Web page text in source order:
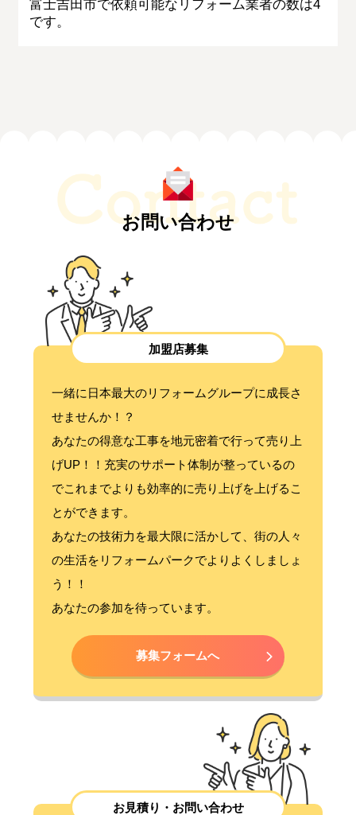
富士吉田市で依頼可能なリフォーム業者の数は4
です。
お問い合わせ
加盟店募集
一緒に日本最大のリフォームグループに成長さ
せませんか！？
あなたの得意な工事を地元密着で行って売り上
げUP！！充実のサポート体制が整っているの
でこれまでよりも効率的に売り上げを上げるこ
とができます。
あなたの技術力を最大限に活かして、街の人々
の生活をリフォームパークでよりよくしましょ
う！！
あなたの参加を待っています。
募集フォームへ
お見積り・お問い合わせ